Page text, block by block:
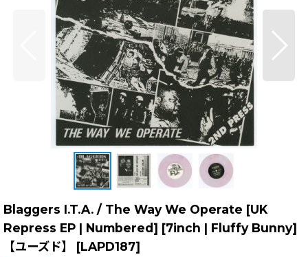
Blaggers I.T.A. / The Way We Operate [UK
Repress EP | Numbered] [7inch | Fluffy Bunny]
【ユーズド】
[LAPD187]